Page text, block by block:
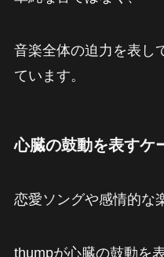
音楽全体の迫力を表し
ています。
心臓の鼓動を表すケ
恋愛ソングや感情的な
thumpが心臓の鼓動を